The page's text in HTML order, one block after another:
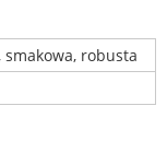
smakowa, robusta